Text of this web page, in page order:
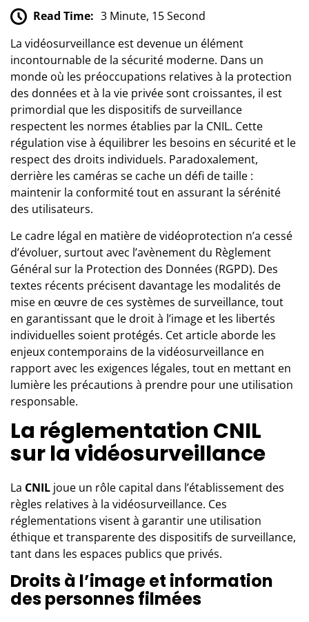
Read Time: 3 Minute, 15 Second
La vidéosurveillance est devenue un élément
incontournable de la sécurité moderne. Dans un
monde où les préoccupations relatives à la protection
des données et à la vie privée sont croissantes, il est
primordial que les dispositifs de surveillance
respectent les normes établies par la CNIL. Cette
régulation vise à équilibrer les besoins en sécurité et le
respect des droits individuels. Paradoxalement,
derrière les caméras se cache un défi de taille :
maintenir la conformité tout en assurant la sérénité
des utilisateurs.
Le cadre légal en matière de vidéoprotection n’a cessé
d’évoluer, surtout avec l’avènement du Règlement
Général sur la Protection des Données (RGPD). Des
textes récents précisent davantage les modalités de
mise en œuvre de ces systèmes de surveillance, tout
en garantissant que le droit à l’image et les libertés
individuelles soient protégés. Cet article aborde les
enjeux contemporains de la vidéosurveillance en
rapport avec les exigences légales, tout en mettant en
lumière les précautions à prendre pour une utilisation
responsable.
La réglementation CNIL
sur la vidéosurveillance
La CNIL joue un rôle capital dans l’établissement des
règles relatives à la vidéosurveillance. Ces
réglementations visent à garantir une utilisation
éthique et transparente des dispositifs de surveillance,
tant dans les espaces publics que privés.
Droits à l’image et information
des personnes filmées